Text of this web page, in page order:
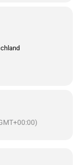
und
das Morgen